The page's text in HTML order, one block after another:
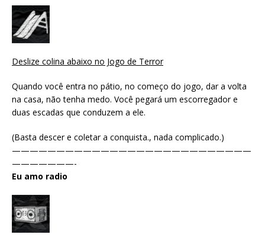
Deslize colina abaixo no Jogo de Terror
Quando você entra no pátio, no começo do jogo, dar a volta
na casa, não tenha medo. Você pegará um escorregador e
duas escadas que conduzem a ele.
(Basta descer e coletar a conquista., nada complicado.)
———————————————————————————
———————-
Eu amo radio